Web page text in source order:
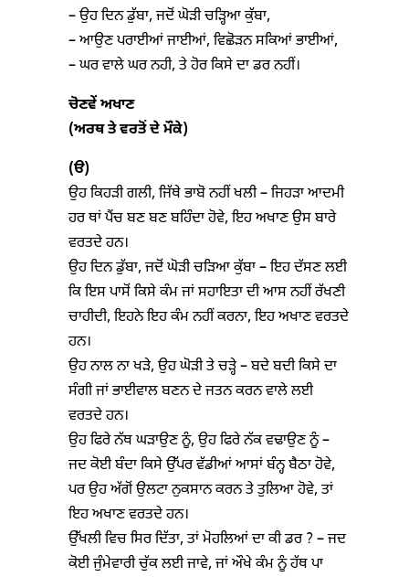
– ਉਹ ਦਿਨ ਡੁੱਬਾ, ਜਦੋਂ ਘੋੜੀ ਚੜ੍ਹਿਆ ਕੁੱਬਾ,
– ਆਉਣ ਪਰਾਈਆਂ ਜਾਈਆਂ, ਵਿਛੋੜਨ ਸਕਿਆਂ ਭਾਈਆਂ,
– ਘਰ ਵਾਲੇ ਘਰ ਨਹੀ, ਤੇ ਹੋਰ ਕਿਸੇ ਦਾ ਡਰ ਨਹੀਂ।
ਚੋਣਵੇਂ ਅਖਾਣ
(ਅਰਥ ਤੇ ਵਰਤੋਂ ਦੇ ਮੌਕੇ)
(ੳ)
ਉਹ ਕਿਹੜੀ ਗਲੀ, ਜਿੱਥੇ ਭਾਬੋ ਨਹੀਂ ਖਲੀ – ਜਿਹੜਾ ਆਦਮੀ
ਹਰ ਥਾਂ ਪੈਂਚ ਬਣ ਬਣ ਬਹਿੰਦਾ ਹੋਵੇ, ਇਹ ਅਖਾਣ ਉਸ ਬਾਰੇ
ਵਰਤਦੇ ਹਨ।
ਉਹ ਦਿਨ ਡੁੱਬਾ, ਜਦੋਂ ਘੋੜੀ ਚੜਿਆ ਕੁੱਬਾ – ਇਹ ਦੱਸਣ ਲਈ
ਕਿ ਇਸ ਪਾਸੋਂ ਕਿਸੇ ਕੰਮ ਜਾਂ ਸਹਾਇਤਾ ਦੀ ਆਸ ਨਹੀਂ ਰੱਖਣੀ
ਚਾਹੀਦੀ, ਇਹਨੇ ਇਹ ਕੰਮ ਨਹੀਂ ਕਰਨਾ, ਇਹ ਅਖਾਣ ਵਰਤਦੇ
ਹਨ।
ਉਹ ਨਾਲ ਨਾ ਖੜੇ, ਉਹ ਘੋੜੀ ਤੇ ਚੜ੍ਹੇ – ਬਦੇ ਬਦੀ ਕਿਸੇ ਦਾ
ਸੰਗੀ ਜਾਂ ਭਾਈਵਾਲ ਬਣਨ ਦੇ ਜਤਨ ਕਰਨ ਵਾਲੇ ਲਈ
ਵਰਤਦੇ ਹਨ।
ਉਹ ਫਿਰੇ ਨੱਥ ਘੜਾਉਣ ਨੂੰ, ਉਹ ਫਿਰੇ ਨੱਕ ਵਢਾਉਣ ਨੂੰ –
ਜਦ ਕੋਈ ਬੰਦਾ ਕਿਸੇ ਉੱਪਰ ਵੱਡੀਆਂ ਆਸਾਂ ਬੰਨ੍ਹ ਬੈਠਾ ਹੋਵੇ,
ਪਰ ਉਹ ਅੱਗੋਂ ਉਲਟਾ ਨੁਕਸਾਨ ਕਰਨ ਤੇ ਤੁਲਿਆ ਹੋਵੇ, ਤਾਂ
ਇਹ ਅਖਾਣ ਵਰਤਦੇ ਹਨ।
ਉੱਖਲੀ ਵਿਚ ਸਿਰ ਦਿੱਤਾ, ਤਾਂ ਮੋਹਲਿਆਂ ਦਾ ਕੀ ਡਰ ? – ਜਦ
ਕੋਈ ਜੁੰਮੇਵਾਰੀ ਚੁੱਕ ਲਈ ਜਾਵੇ, ਜਾਂ ਔਖੇ ਕੰਮ ਨੂੰ ਹੱਥ ਪਾ